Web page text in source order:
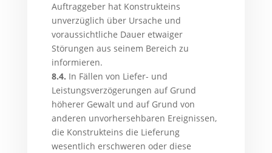
Auftraggeber hat Konstrukteins
unverzüglich über Ursache und
voraussichtliche Dauer etwaiger
Störungen aus seinem Bereich zu
informieren.
8.4. In Fällen von Liefer- und
Leistungsverzögerungen auf Grund
höherer Gewalt und auf Grund von
anderen unvorhersehbaren Ereignissen,
die Konstrukteins die Lieferung
wesentlich erschweren oder diese